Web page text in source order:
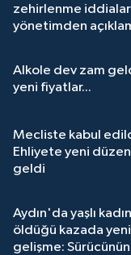
zehirlenme
yönetimden
Alkole dev zam
yeni fiyatlar...
Mecliste kabul
Ehliyete yeni
geldi
Aydın'da yaşlı
öldüğü kazada yeni
gelişme: Sürücünün